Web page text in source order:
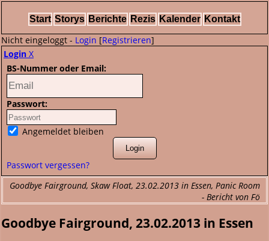
Start Storys Berichte Rezis Kalender Kontakt
Nicht eingeloggt - Login [Registrieren]
Login X
BS-Nummer oder Email:
Passwort:
Angemeldet bleiben
Passwort vergessen?
Goodbye Fairground, Skaw Float, 23.02.2013 in Essen, Panic Room
- Bericht von Fö
Goodbye Fairground, 23.02.2013 in Essen